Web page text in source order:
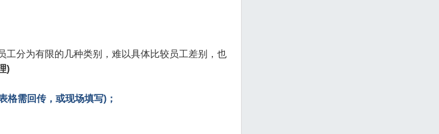
分为有限的几种类别，难以具体比较员工差别，也
)
格需回传，或现场填写)；